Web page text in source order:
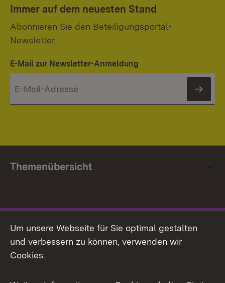
Immer auf dem neuesten Stand
Abonnieren Sie den Beteiligungsportal-
Newsletter.
E-Mail zur Newsletter-Anmeldung
Themenübersicht
Facebook
Um unsere Webseite für Sie optimal gestalten
und verbessern zu können, verwenden wir
Cookies.